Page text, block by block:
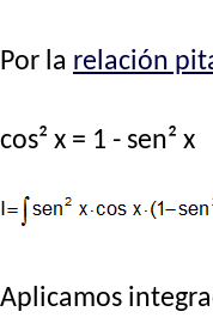
Por la relación
cos² x = 1 - sen² x
Aplicamos